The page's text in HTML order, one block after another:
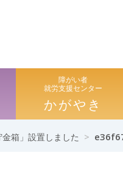
障がい者
就労支援センター
かがやき
金箱」設置しました >